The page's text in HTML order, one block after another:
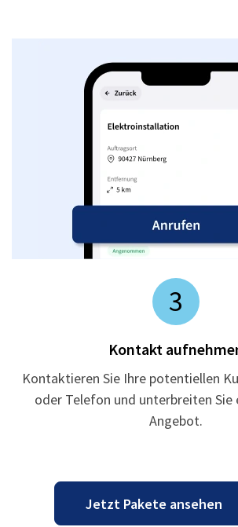
3
Kontakt
Kontaktieren Sie Ihre potentiellen
oder Telefon und unterbreiten Sie
Angebot.